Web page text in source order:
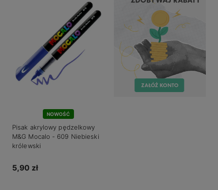
NOWOŚĆ
Pisak akrylowy pędzelkowy
M&G Mocalo - 609 Niebieski
królewski
5,90 zł